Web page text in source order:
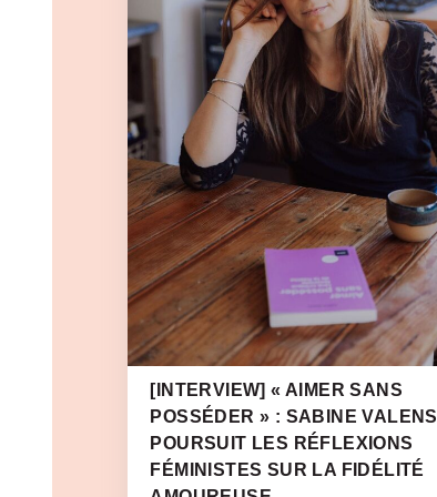
[INTERVIEW] « AIMER SANS
POSSÉDER » : SABINE VALENS
POURSUIT LES RÉFLEXIONS
FÉMINISTES SUR LA FIDÉLITÉ